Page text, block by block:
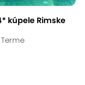
kúpele Rimske
Terme